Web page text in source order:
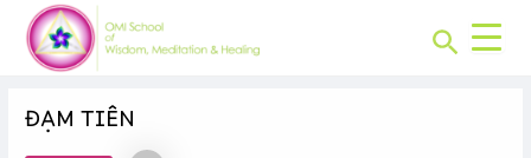
content
Search
ĐẠM TIÊN
Post
navigation
CHUYÊN
MỤC: